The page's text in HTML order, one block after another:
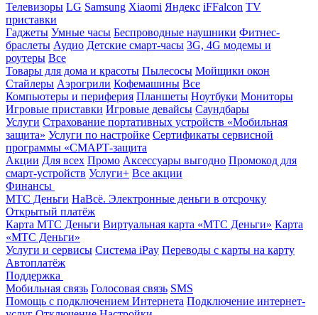
Телевизоры LG Samsung Xiaomi Яндекс iFFalcon TV
приставки
Гаджеты Умные часы Беспроводные наушники Фитнес-
браслеты Аудио Детские смарт-часы 3G, 4G модемы и
роутеры Все
Товары для дома и красоты Пылесосы Мойщики окон
Стайлеры Аэрогрили Кофемашины Все
Компьютеры и периферия Планшеты Ноутбуки Мониторы
Игровые приставки Игровые девайсы Саундбары
Услуги Страхование портативных устройств «Мобильная
защита» Услуги по настройке Сертификаты сервисной
программы «СМАРТ-защита
Акции Для всех Промо Аксессуары выгодно Промокод для
смарт-устройств Услуги+ Все акции
Финансы
МТС Деньги НаВсё. Электронные деньги в отсрочку
Открытый платёж
Карта МТС Деньги Виртуальная карта «МТС Деньги» Карта
«МТС Деньги»
Услуги и сервисы Система iPay Переводы с карты на карту
Автоплатёж
Поддержка
Мобильная связь Голосовая связь SMS
Помощь с подключением Интернета Подключение интернет-